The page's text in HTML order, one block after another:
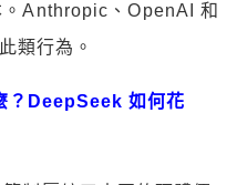
Anthropic、OpenAI 和
類行為。
？DeepSeek 如何花